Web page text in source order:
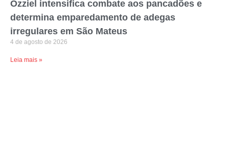
Ozziel intensifica combate aos pancadões e
determina emparedamento de adegas
irregulares em São Mateus
4 de agosto de 2026
Leia mais »